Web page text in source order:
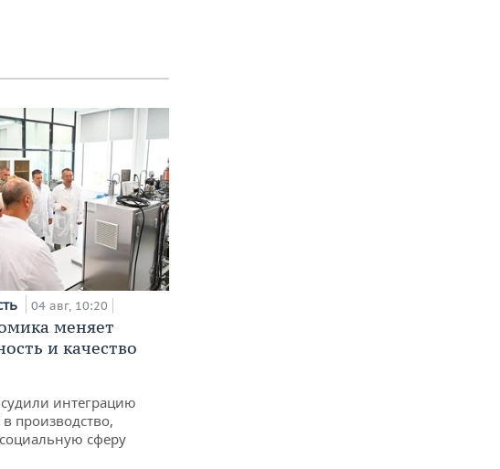
04 авг, 10:20
меняет
и качество
интеграцию
производство,
сферу